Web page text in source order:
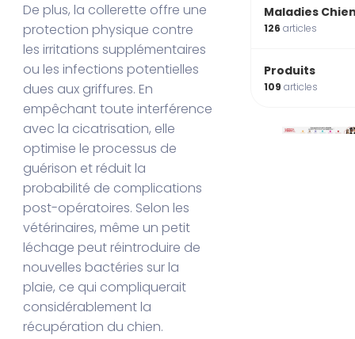
De plus, la collerette offre une
protection physique contre
les irritations supplémentaires
ou les infections potentielles
dues aux griffures. En
empêchant toute interférence
avec la cicatrisation, elle
optimise le processus de
guérison et réduit la
probabilité de complications
post-opératoires. Selon les
vétérinaires, même un petit
léchage peut réintroduire de
nouvelles bactéries sur la
plaie, ce qui compliquerait
considérablement la
récupération du chien.
Maladies
126articles
Produits
109articles